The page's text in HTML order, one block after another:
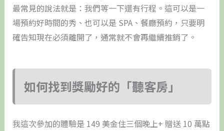
最常見的說法就是：我們等一下還有行程。這可以是一
場預約好時間的秀、也可以是 SPA、餐廳預約，只要明
確告知現在必須離開了，通常就不會再繼續推銷了。
如何找到獎勵好的「聽客房」
我這次參加的體驗是 149 美金住三個晚上+ 贈送 10 萬點